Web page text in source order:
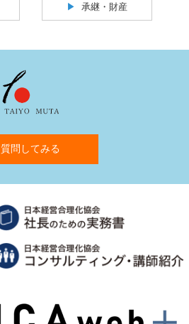
承継・財産
質問してみる